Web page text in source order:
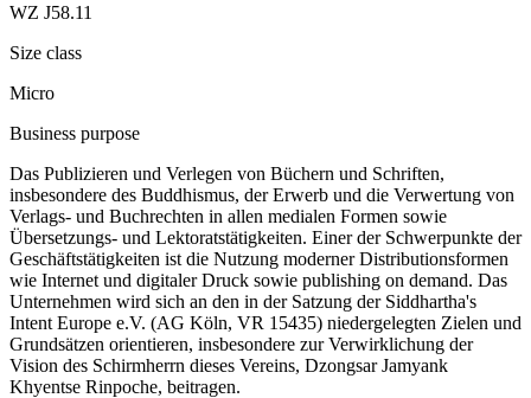
WZ J58.11
Size class
Micro
Business purpose
Das Publizieren und Verlegen von Büchern und Schriften,
insbesondere des Buddhismus, der Erwerb und die Verwertung von
Verlags- und Buchrechten in allen medialen Formen sowie
Übersetzungs- und Lektoratstätigkeiten. Einer der Schwerpunkte der
Geschäftstätigkeiten ist die Nutzung moderner Distributionsformen
wie Internet und digitaler Druck sowie publishing on demand. Das
Unternehmen wird sich an den in der Satzung der Siddhartha's
Intent Europe e.V. (AG Köln, VR 15435) niedergelegten Zielen und
Grundsätzen orientieren, insbesondere zur Verwirklichung der
Vision des Schirmherrn dieses Vereins, Dzongsar Jamyank
Khyentse Rinpoche, beitragen.